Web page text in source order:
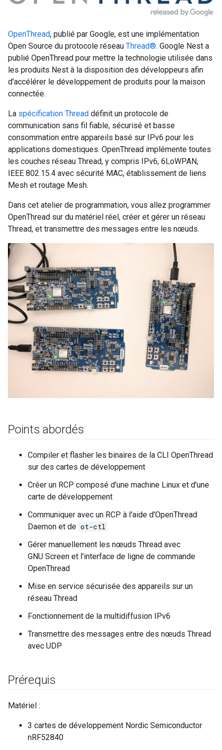
OpenThread, publié par Google, est une implémentation
Open Source du protocole réseau Thread®. Google Nest a
publié OpenThread pour mettre la technologie utilisée dans
les produits Nest à la disposition des développeurs afin
d'accélérer le développement de produits pour la maison
connectée.
La spécification Thread définit un protocole de
communication sans fil fiable, sécurisé et basse
consommation entre appareils basé sur IPv6 pour les
applications domestiques. OpenThread implémente toutes
les couches réseau Thread, y compris IPv6, 6LoWPAN,
IEEE 802.15.4 avec sécurité MAC, établissement de liens
Mesh et routage Mesh.
Dans cet atelier de programmation, vous allez programmer
OpenThread sur du matériel réel, créer et gérer un réseau
Thread, et transmettre des messages entre les nœuds.
Points abordés
Compiler et flasher les binaires de la CLI OpenThread
sur des cartes de développement
Créer un RCP composé d'une machine Linux et d'une
carte de développement
Communiquer avec un RCP à l'aide d'OpenThread
Daemon et de ot-ctl
Gérer manuellement les nœuds Thread avec
GNU Screen et l'interface de ligne de commande
OpenThread
Mise en service sécurisée des appareils sur un
réseau Thread
Fonctionnement de la multidiffusion IPv6
Transmettre des messages entre des nœuds Thread
avec UDP
Prérequis
Matériel :
3 cartes de développement Nordic Semiconductor
nRF52840